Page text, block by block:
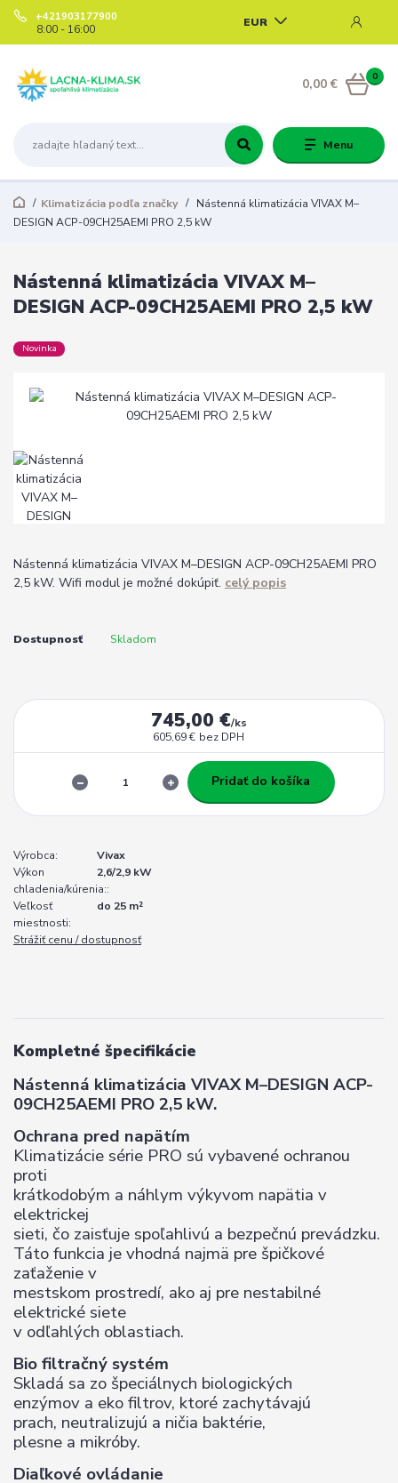
Menu
EUR
+421903177900
8:00 - 16:00
0
0,00 €
Klimatizácia podľa značky
Nástenná klimatizácia VIVAX M–
DESIGN ACP-09CH25AEMI PRO 2,5 kW
Nástenná klimatizácia VIVAX M–
DESIGN ACP-09CH25AEMI PRO 2,5 kW
Novinka
Nástenná klimatizácia VIVAX M–DESIGN ACP-09CH25AEMI PRO
2,5 kW. Wifi modul je možné dokúpiť. celý popis
Dostupnosť Skladom
745,00 €/ks
605,69 € bez DPH
Pridať do košíka
Výrobca:
Vivax
Výkon
chladenia/kúrenia::
2,6/2,9 kW
Veľkosť
miestnosti:
do 25 m²
Strážiť cenu / dostupnosť
Kompletné špecifikácie
Nástenná klimatizácia VIVAX M–DESIGN ACP-
09CH25AEMI PRO 2,5 kW.
Ochrana pred napätím
Klimatizácie série PRO sú vybavené ochranou
proti
krátkodobým a náhlym výkyvom napätia v
elektrickej
sieti, čo zaisťuje spoľahlivú a bezpečnú prevádzku.
Táto funkcia je vhodná najmä pre špičkové
zaťaženie v
mestskom prostredí, ako aj pre nestabilné
elektrické siete
v odľahlých oblastiach.
Bio filtračný systém
Skladá sa zo špeciálnych biologických
enzýmov a eko filtrov, ktoré zachytávajú
prach, neutralizujú a ničia baktérie,
plesne a mikróby.
Diaľkové ovládanie